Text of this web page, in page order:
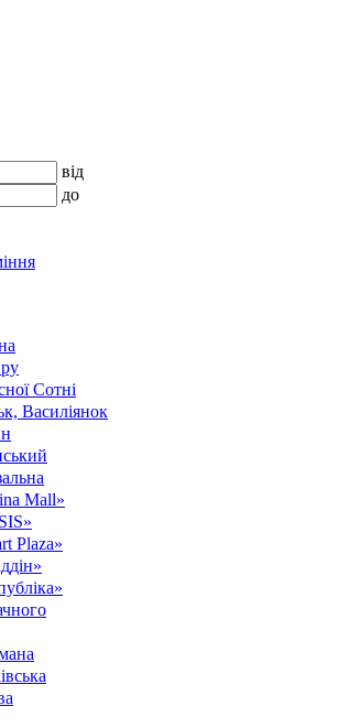
від
до
Сотні
Василіянок
Mall»
Plaza»